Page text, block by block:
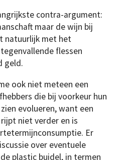
contra-argument:
maar de wijn bij
natuurlijk met het
flessen
geld.
ook niet meteen een
die bij voorkeur hun
evolueren, want een
rijpt niet verder en is
Er
over eventuele
plastic buidel, in termen